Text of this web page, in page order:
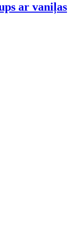
ar vaniļas